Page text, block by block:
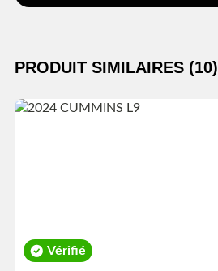
PRODUIT SIMILAIRES (10)
Vérifié